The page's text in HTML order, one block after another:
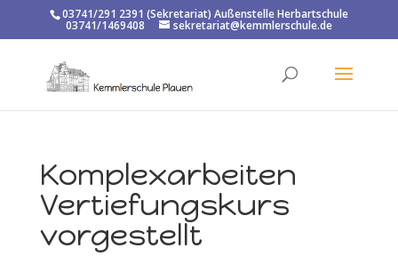
03741/291 2391 (Sekretariat) Außenstelle Herbartschule
03741/1469408 sekretariat@kemmlerschule.de
Komplexarbeiten
Vertiefungskurs
vorgestellt